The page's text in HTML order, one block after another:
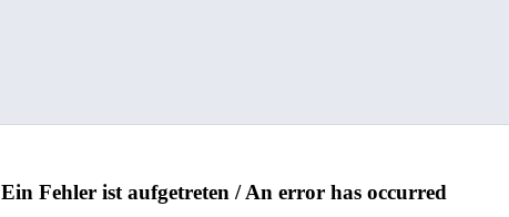
Ein Fehler ist aufgetreten / An error has occurred